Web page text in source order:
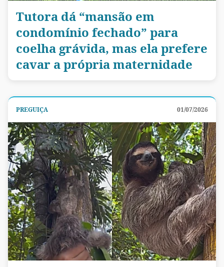
Tutora dá “mansão em
condomínio fechado” para
coelha grávida, mas ela prefere
cavar a própria maternidade
PREGUIÇA 01/07/2026